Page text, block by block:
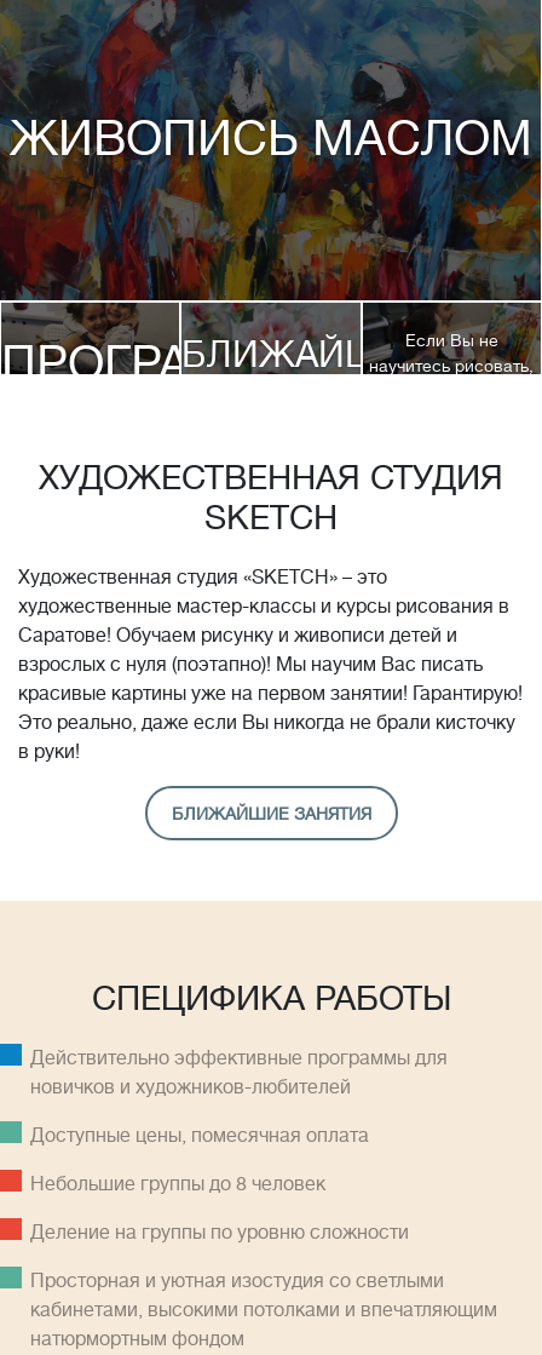
ЖИВОПИСЬ МАСЛОМ
ПРОГРАММЫ
БЛИЖАЙШИЕЕсли Вы не
научитесь рисовать,
стоимость обучения!*
ХУДОЖЕСТВЕННАЯ СТУДИЯ
SKETCH
Художественная студия «SKETCH» – это
художественные мастер-классы и курсы рисования в
Саратове! Обучаем рисунку и живописи детей и
взрослых с нуля (поэтапно)! Мы научим Вас писать
красивые картины уже на первом занятии! Гарантирую!
Это реально, даже если Вы никогда не брали кисточку
в руки!
БЛИЖАЙШИЕ ЗАНЯТИЯ
СПЕЦИФИКА РАБОТЫ
Действительно эффективные программы для
новичков и художников-любителей
Доступные цены, помесячная оплатa
Небольшие группы до 8 человек
Деление на группы по уровню сложности
Просторная и уютная изостудия со светлыми
кабинетами, высокими потолками и впечатляющим
натюрмортным фондом